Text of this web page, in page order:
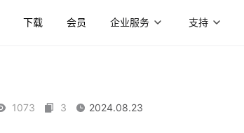
下载 会员 企业服务 支持
1073 3 2024.08.23